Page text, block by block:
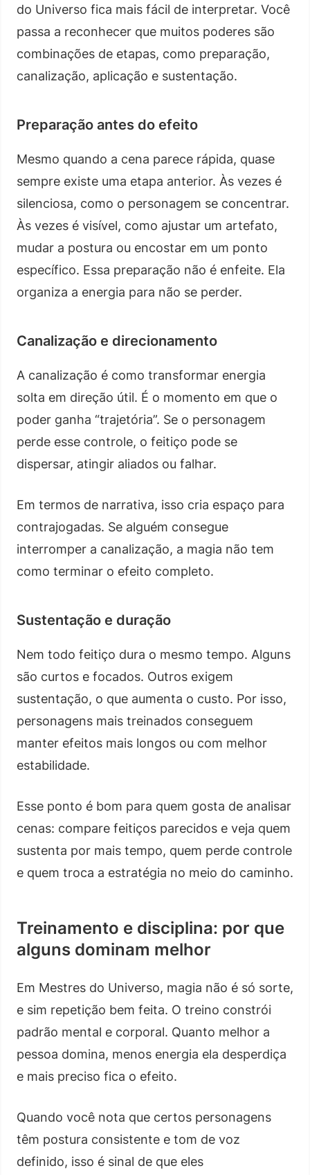
do Universo fica mais fácil de interpretar. Você
passa a reconhecer que muitos poderes são
combinações de etapas, como preparação,
canalização, aplicação e sustentação.
Preparação antes do efeito
Mesmo quando a cena parece rápida, quase
sempre existe uma etapa anterior. Às vezes é
silenciosa, como o personagem se concentrar.
Às vezes é visível, como ajustar um artefato,
mudar a postura ou encostar em um ponto
específico. Essa preparação não é enfeite. Ela
organiza a energia para não se perder.
Canalização e direcionamento
A canalização é como transformar energia
solta em direção útil. É o momento em que o
poder ganha “trajetória”. Se o personagem
perde esse controle, o feitiço pode se
dispersar, atingir aliados ou falhar.
Em termos de narrativa, isso cria espaço para
contrajogadas. Se alguém consegue
interromper a canalização, a magia não tem
como terminar o efeito completo.
Sustentação e duração
Nem todo feitiço dura o mesmo tempo. Alguns
são curtos e focados. Outros exigem
sustentação, o que aumenta o custo. Por isso,
personagens mais treinados conseguem
manter efeitos mais longos ou com melhor
estabilidade.
Esse ponto é bom para quem gosta de analisar
cenas: compare feitiços parecidos e veja quem
sustenta por mais tempo, quem perde controle
e quem troca a estratégia no meio do caminho.
Treinamento e disciplina: por que
alguns dominam melhor
Em Mestres do Universo, magia não é só sorte,
e sim repetição bem feita. O treino constrói
padrão mental e corporal. Quanto melhor a
pessoa domina, menos energia ela desperdiça
e mais preciso fica o efeito.
Quando você nota que certos personagens
têm postura consistente e tom de voz
definido, isso é sinal de que eles